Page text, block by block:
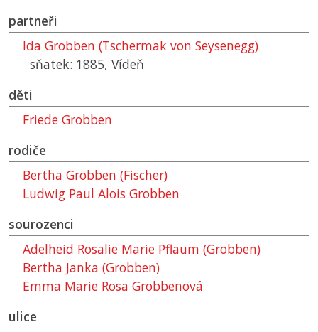
partneři
Ida Grobben (Tschermak von Seysenegg)
sňatek: 1885, Vídeň
děti
Friede Grobben
rodiče
Bertha Grobben (Fischer)
Ludwig Paul Alois Grobben
sourozenci
Adelheid Rosalie Marie Pflaum (Grobben)
Bertha Janka (Grobben)
Emma Marie Rosa Grobbenová
ulice